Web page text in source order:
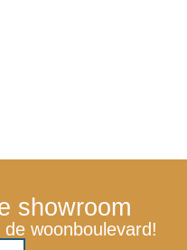
showroom
woonboulevard!